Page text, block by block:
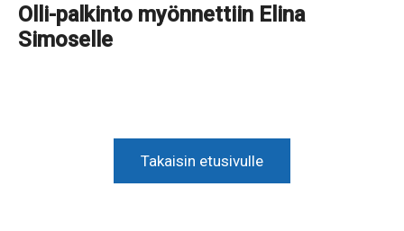
Olli-palkinto myönnettiin Elina
Simoselle
Takaisin etusivulle